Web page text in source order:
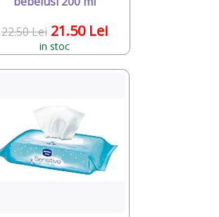
22.50 Lei 21.50 Lei
in stoc